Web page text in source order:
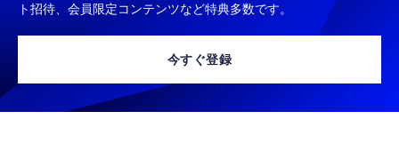
ト招待、会員限定コンテンツなど特典多数です。
今すぐ登録